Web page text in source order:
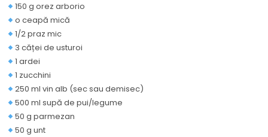
150 g orez arborio
o ceapă mică
1/2 praz mic
3 căței de usturoi
1 ardei
1 zucchini
250 ml vin alb (sec sau demisec)
500 ml supă de pui/legume
50 g parmezan
50 g unt